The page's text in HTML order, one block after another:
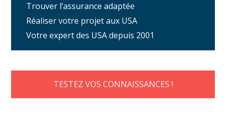
Trouver l’assurance adaptée
Réaliser votre projet aux USA
Votre expert des USA depuis 2001
TESTEZ VOS CONNAISSANCES !